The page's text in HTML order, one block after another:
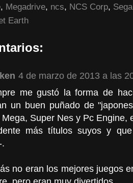
, Megadrive, ncs, NCS Corp, Sega
Earth
4 de marzo de 2013 a las
me gustó la forma de
un buen puñado de
Mega, Super Nes y Pc Engine,
más títulos suyos y
no eran los mejores juegos